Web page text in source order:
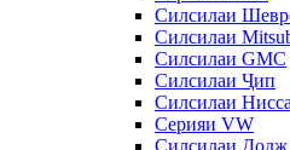
Силсилаи
Силсилаи
Силсилаи GMC
Силсилаи Ҷип
Силсилаи
Серияи VW
Силсилаи Додж